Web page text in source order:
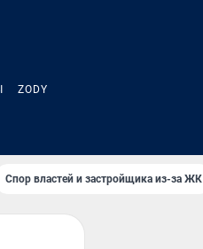
ZODY
Спор властей и застройщика из-за ЖК